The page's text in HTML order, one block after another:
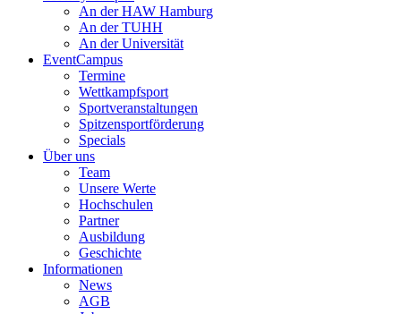
An der HAW Hamburg
An der TUHH
An der Universität
EventCampus
Termine
Wettkampfsport
Sportveranstaltungen
Spitzensportförderung
Specials
Über uns
Team
Unsere Werte
Hochschulen
Partner
Ausbildung
Geschichte
Informationen
News
AGB